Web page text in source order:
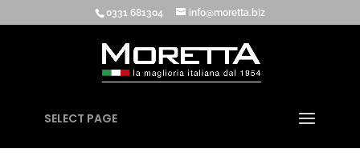
0331 681304 info@moretta.biz
SELECT PAGE